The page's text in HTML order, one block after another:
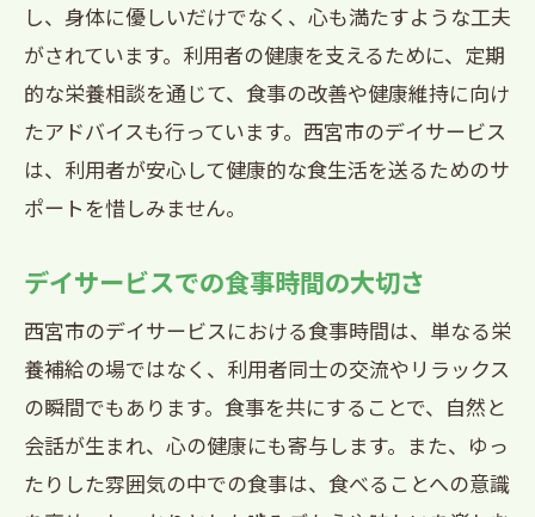
熊野町デイサービスの食事提供の歴史
食事提供の基本理念と目標
専門の栄養士が支える取り組み
食事提供のためのスタッフの役割
利用者の健康を第一に考える食事提供
と評価
し、身体に優しいだけでなく、心も満たすような工夫
がされています。利用者の健康を支えるために、定期
的な栄養相談を通じて、食事の改善や健康維持に向け
たアドバイスも行っています。西宮市のデイサービス
は、利用者が安心して健康的な食生活を送るためのサ
ポートを惜しみません。
デイサービスでの食事時間の大切さ
西宮市のデイサービスにおける食事時間は、単なる栄
養補給の場ではなく、利用者同士の交流やリラックス
の瞬間でもあります。食事を共にすることで、自然と
会話が生まれ、心の健康にも寄与します。また、ゆっ
たりした雰囲気の中での食事は、食べることへの意識